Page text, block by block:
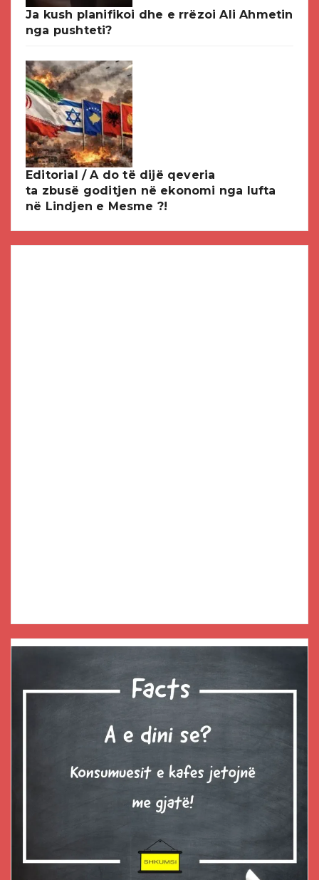
Ja kush planifikoi dhe e rrëzoi Ali Ahmetin
nga pushteti?
Editorial / A do të dijë qeveria
ta zbusë goditjen në ekonomi nga lufta
në Lindjen e Mesme ?!